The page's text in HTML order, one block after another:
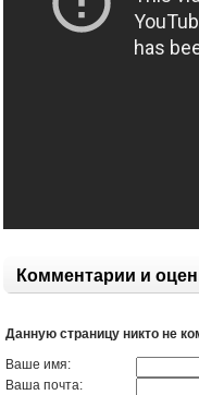
Комментарии и
Данную страницу никто не
Ваше имя:
Ваша почта: